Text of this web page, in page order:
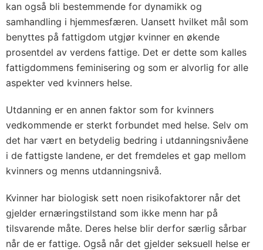
kan også bli bestemmende for dynamikk og
samhandling i hjemmesfæren. Uansett hvilket mål som
benyttes på fattigdom utgjør kvinner en økende
prosentdel av verdens fattige. Det er dette som kalles
fattigdommens feminisering og som er alvorlig for alle
aspekter ved kvinners helse.
Utdanning er en annen faktor som for kvinners
vedkommende er sterkt forbundet med helse. Selv om
det har vært en betydelig bedring i utdanningsnivåene
i de fattigste landene, er det fremdeles et gap mellom
kvinners og menns utdanningsnivå.
Kvinner har biologisk sett noen risikofaktorer når det
gjelder ernæringstilstand som ikke menn har på
tilsvarende måte. Deres helse blir derfor særlig sårbar
når de er fattige. Også når det gjelder seksuell helse er